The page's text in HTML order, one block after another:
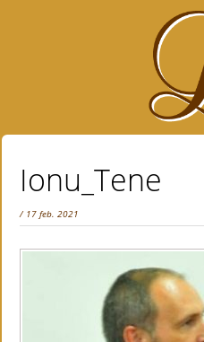
Ionu_Tene
/ 17 feb. 2021